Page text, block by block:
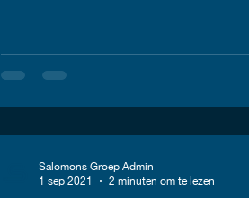
Salomons Groep Admin
1 sep 2021
2 minuten om te lezen